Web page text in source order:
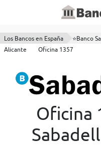
Los Bancos en España ⭐Banco
Alicante
Oficina 1357
Oficina